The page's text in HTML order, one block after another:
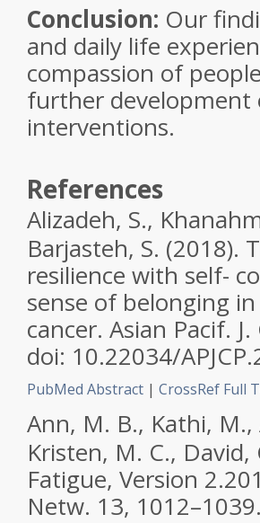
Conclusion: Our
and daily life
compassion of
further development
interventions.
References
Alizadeh, S.,
Barjasteh, S. (2018).
resilience with self-
sense of belonging
cancer. Asian Pacif.
doi: 10.22034/
PubMed Abstract | CrossRef Full
Ann, M. B., Kathi, M.,
Kristen, M. C., David,
Fatigue, Version
Netw. 13,